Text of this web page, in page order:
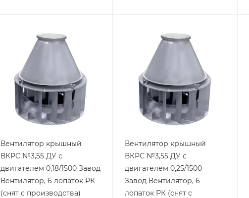
Вентилятор крышный
ВКРС №3,55 ДУ с
двигателем 0,18/1500 Завод
Вентилятор, 6 лопаток РК
(снят с производства)
Вентилятор крышный
ВКРС №3,55 ДУ с
двигателем 0,25/1500
Завод Вентилятор, 6
лопаток РК (снят с